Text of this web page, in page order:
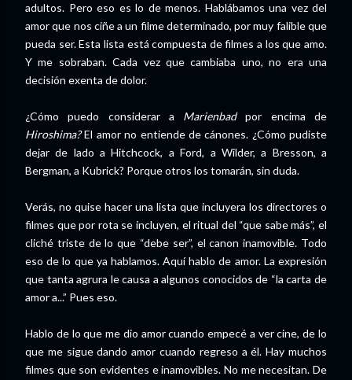
adultos. Pero eso es lo de menos. Hablábamos una vez del
amor que nos ciñe a un filme determinado, por muy falible que
pueda ser. Esta lista está compuesta de filmes a los que amo.
Y me sobraban. Cada vez que cambiaba uno, no era una
decisión exenta de dolor.
¿Cómo puedo considerar a Marienbadpor encima de
Hiroshima?El amor no entiende de cánones. ¿Cómo pudiste
dejar de lado a Hitchcock, a Ford, a Wilder, a Bresson, a
Bergman, a Kubrick? Porque otros los tomarán, sin duda.
Verás, no quise hacer una lista que incluyera los directores o
filmes que por rota se incluyen, el ritual del “que sabe más”, el
cliché triste de lo que “debe ser”, el canon inamovible. Todo
eso de lo que ya hablamos. Aquí hablo de amor. La expresión
que tanta agrura le causa a algunos conocidos de “la carta de
amor a...” Pues eso.
Hablo de lo que me dio amor cuando empecé a ver cine, de lo
que me sigue dando amor cuando regreso a él. Hay muchos
filmes que son evidentes e inamovibles. No me necesitan. De